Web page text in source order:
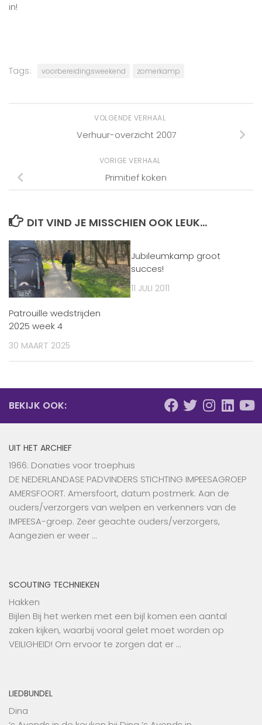
in!
Tags: voorbereidingsweekend zomerkamp
VOLGENDE VERHAAL
Verhuur-overzicht 2007
VORIGE VERHAAL
Primitief koken
DIT VIND JE MISSCHIEN OOK LEUK...
Patrouille wedstrijden
2025 week 4
30 MAART 2025
Jubileumkamp groot
succes!
11 JULI 2011
BEKIJK OOK:
UIT HET ARCHIEF
1966: Donaties voor troephuis
DE NEDERLANDASE PADVINDERS STICHTING IMPEESAGROEP
AMERSFOORT. Amersfoort, datum postmerk. Aan de
ouders/verzorgers van welpen en verkenners van de
IMPEESA-groep. Zeer geachte ouders/verzorgers,
Aangezien er weer …
SCOUTING TECHNIEKEN
Hakken
Bijlen Bij het werken met een bijl komen een aantal
zaken kijken, waarbij vooral gelet moet worden op
VEILIGHEID! Om ervoor te zorgen dat er …
LIEDBUNDEL
Dina